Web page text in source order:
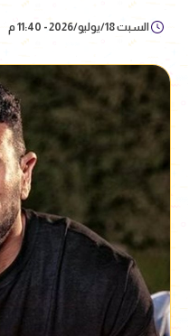
السبت 18/يوليو/2026 - 11:40 م